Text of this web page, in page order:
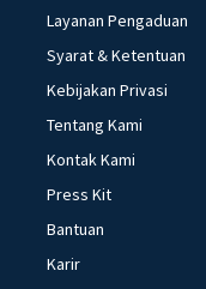
Layanan Pengaduan
Syarat & Ketentuan
Kebijakan Privasi
Tentang Kami
Kontak Kami
Press Kit
Bantuan
Karir